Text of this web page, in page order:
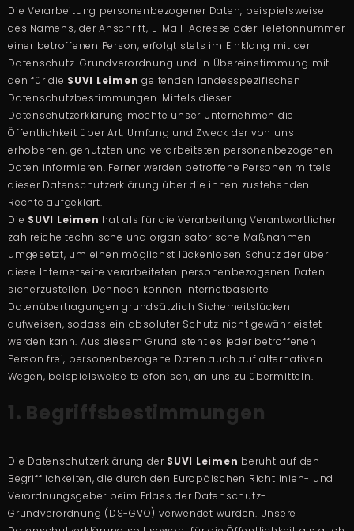
Die Verarbeitung personenbezogener Daten, beispielsweise
des Namens, der Anschrift, E-Mail-Adresse oder Telefonnummer
einer betroffenen Person, erfolgt stets im Einklang mit der
Datenschutz-Grundverordnung und in Übereinstimmung mit
den für die SUVI Leimen geltenden landesspezifischen
Datenschutzbestimmungen. Mittels dieser
Datenschutzerklärung möchte unser Unternehmen die
Öffentlichkeit über Art, Umfang und Zweck der von uns
erhobenen, genutzten und verarbeiteten personenbezogenen
Daten informieren. Ferner werden betroffene Personen mittels
dieser Datenschutzerklärung über die ihnen zustehenden
Rechte aufgeklärt.
Die SUVI Leimen hat als für die Verarbeitung Verantwortlicher
zahlreiche technische und organisatorische Maßnahmen
umgesetzt, um einen möglichst lückenlosen Schutz der über
diese Internetseite verarbeiteten personenbezogenen Daten
sicherzustellen. Dennoch können Internetbasierte
Datenübertragungen grundsätzlich Sicherheitslücken
aufweisen, sodass ein absoluter Schutz nicht gewährleistet
werden kann. Aus diesem Grund steht es jeder betroffenen
Person frei, personenbezogene Daten auch auf alternativen
Wegen, beispielsweise telefonisch, an uns zu übermitteln.
1. Begriffsbestimmungen
Die Datenschutzerklärung der SUVI Leimen beruht auf den
Begrifflichkeiten, die durch den Europäischen Richtlinien- und
Verordnungsgeber beim Erlass der Datenschutz-
Grundverordnung (DS-GVO) verwendet wurden. Unsere